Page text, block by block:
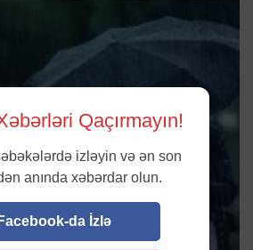
Qaçırmayın!
izləyin və ən son
anında xəbərdar olun.
Facebook-da İzlə